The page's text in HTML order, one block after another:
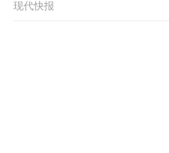
现代快报